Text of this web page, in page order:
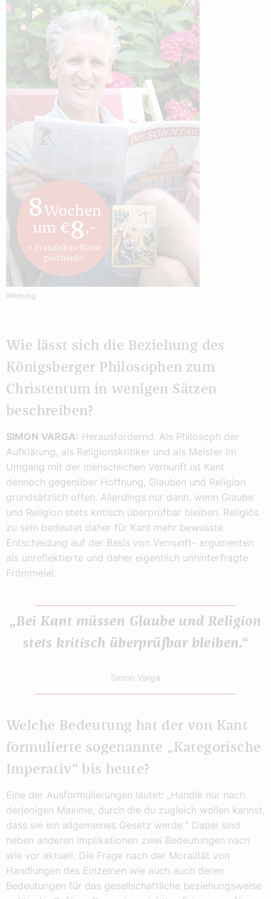
Werbung
Wie lässt sich die Beziehung des
Königsberger Philosophen zum
Christentum in wenigen Sätzen
beschreiben?
SIMON VARGA: Herausfordernd. Als Philosoph der
Aufklärung, als Religionskritiker und als Meister im
Umgang mit der menschlichen Vernunft ist Kant
dennoch gegenüber Hoffnung, Glauben und Religion
grundsätzlich offen. Allerdings nur dann, wenn Glaube
und Religion stets kritisch überprüfbar bleiben. Religiös
zu sein bedeutet daher für Kant mehr bewusste
Entscheidung auf der Basis von Vernunft- argumenten
als unreflektierte und daher eigentlich unhinterfragte
Frömmelei.
„Bei Kant müssen Glaube und Religion
stets kritisch überprüfbar bleiben.“
Simon Varga
Welche Bedeutung hat der von Kant
formulierte sogenannte „Kategorische
Imperativ“ bis heute?
Eine der Ausformulierungen lautet: „Handle nur nach
derjenigen Maxime, durch die du zugleich wollen kannst,
dass sie ein allgemeines Gesetz werde.“ Dabei sind
neben anderen Implikationen zwei Bedeutungen nach
wie vor aktuell. Die Frage nach der Moralität von
Handlungen des Einzelnen wie auch auch deren
Bedeutungen für das gesellschaftliche beziehungsweise